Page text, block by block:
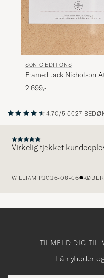
SONIC EDITIONS
Framed Jack Nicholson
2 699,-
4.70/5 5027
Virkelig tjekket
WILLIAM P2026-08-06 KØBER
TILMELD DIG TIL
Få nyheder